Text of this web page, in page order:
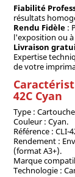
Fiabilité
résultats
Rendu Fidèle:
l'exposition ou
Livraison
Expertise
de votre
42C Cyan
Type :
Couleur : Cyan.
Référence : CLI-
Rendement :
(format A3+).
Marque
Technologie :